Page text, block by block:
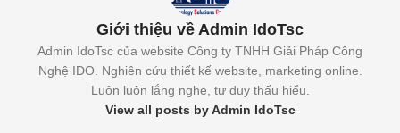
Giới thiệu về Admin IdoTsc
Admin IdoTsc của website Công ty TNHH Giải Pháp Công
Nghệ IDO. Nghiên cứu thiết kế website, marketing online.
Luôn luôn lắng nghe, tư duy thấu hiểu.
View all posts by Admin IdoTsc